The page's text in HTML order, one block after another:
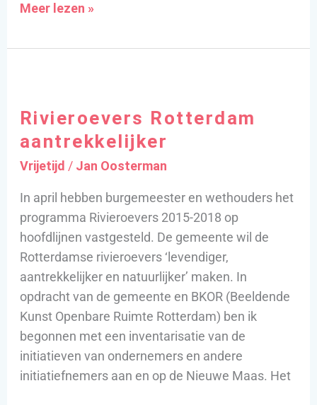
Meer lezen »
Rivieroevers Rotterdam
aantrekkelijker
Vrijetijd / Jan Oosterman
In april hebben burgemeester en wethouders het
programma Rivieroevers 2015-2018 op
hoofdlijnen vastgesteld. De gemeente wil de
Rotterdamse rivieroevers ‘levendiger,
aantrekkelijker en natuurlijker’ maken. In
opdracht van de gemeente en BKOR (Beeldende
Kunst Openbare Ruimte Rotterdam) ben ik
begonnen met een inventarisatie van de
initiatieven van ondernemers en andere
initiatiefnemers aan en op de Nieuwe Maas. Het
aantrekkelijker